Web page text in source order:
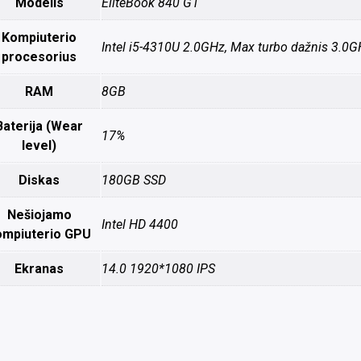
Kompiuterio
procesorius
Intel i5-4310U 2.0GHz, Max turbo dažnis
RAM 8GB
(Wear
level)
17%
Diskas 180GB SSD
Nešiojamo
GPU
Intel HD 4400
Ekranas 14.0 1920*1080 IPS